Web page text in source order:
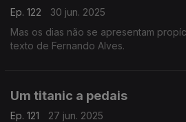
Ep. 122
30 jun. 2025
Mas os dias não se apresentam
texto de Fernando Alves.
Um titanic a pedais
Ep. 121
27 jun. 2025